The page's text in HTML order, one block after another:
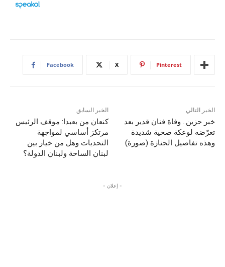
Facebook X Pinterest
الخبر السابق
كنعان من بعبدا: موقف الرئيس
مرتكز أساسي لمواجهة
التحديات وهل من خيار بين
لبنان الساحة ولبنان الدولة؟
الخبر التالي
خبر حزين.. وفاة فنان قدير بعد
تعرّضه لوعكة صحية شديدة
وهذه تفاصيل الجنازة (صورة)
- إعلان -